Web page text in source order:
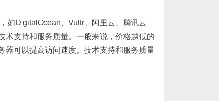
如DigitalOcean、Vultr、阿里云、腾讯云
术支持和服务质量。一般来说，价格越低的
器可以提高访问速度。技术支持和服务质量